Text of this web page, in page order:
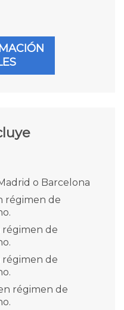
o Barcelona
régimen de
régimen de
régimen de
régimen de